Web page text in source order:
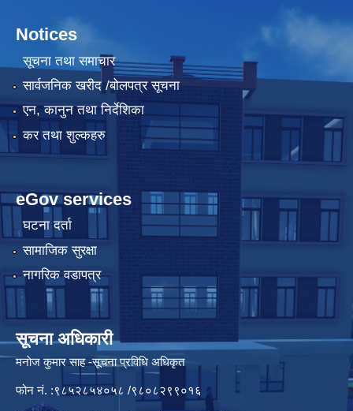
Notices
सूचना तथा समाचार
सार्वजनिक खरीद /बोलपत्र सूचना
एन, कानुन तथा निर्देशिका
कर तथा शुल्कहरु
eGov services
घटना दर्ता
सामाजिक सुरक्षा
नागरिक वडापत्र
सूचना अधिकारी
मनाेज कुमार साह -सूचना प्रविधि अधिकृत
फोन नं. :९८५२८५४०५८ /९८०८२९९०१६